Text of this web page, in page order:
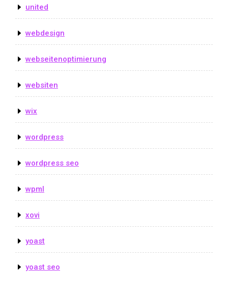
united
webdesign
webseitenoptimierung
websiten
wix
wordpress
wordpress seo
wpml
xovi
yoast
yoast seo